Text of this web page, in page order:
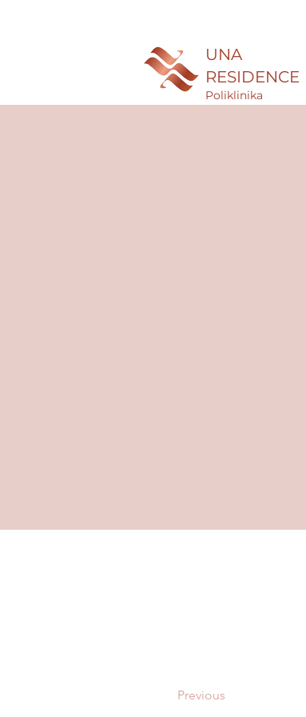
Poliklinika
UNA
RESIDENCE
Previous